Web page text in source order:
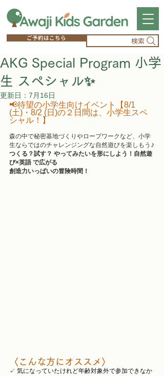
ご予約はこちら 検索
AKG Special Program 小学
生 スペシャル✨
更新日： 7月16日
📢待望の小学生向けイベント【8/1
(土)・8/2 (日)の２日間は、小学生スペ
シャル！】
森の中で秘密基地づくりやロープワークなど、小学
生ならではのチャレンジングな自然遊びを楽しもう ♪
つくる？試す？ やってみたいを形にしよう！自然遊
び×英語 で広がる
創造力いっぱいの冒険時間！
〈こんな方にオススメ〉
✓ 気になっていたけれど年齢対象外で参加できなか